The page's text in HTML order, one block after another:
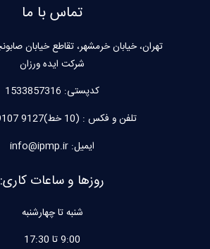
تماس با ما
شرکت ایده ورزان
کدپستی: 1533857316
تلفن و فکس : (10 خط)9127 9107 – 021
ایمیل: info@ipmp.ir
روزها و ساعات کاری:
شنبه تا چهارشنبه
9:00 تا 17:30